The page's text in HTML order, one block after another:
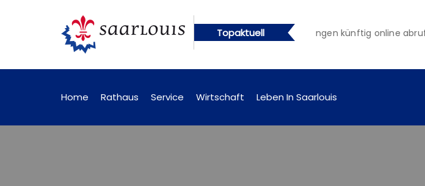
Topaktuell
künftig online abrufbar Öffentliche Bekanntmachungen künftig online
Home Rathaus Service Wirtschaft Leben In Saarlouis